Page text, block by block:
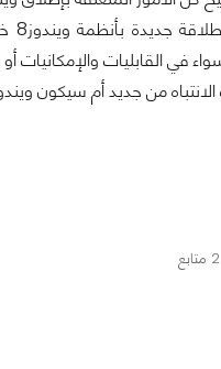
في القابليات
مجرد نظام تشغيل كباقي أنظمة ويندوز؟ شاركنا
2 متابع